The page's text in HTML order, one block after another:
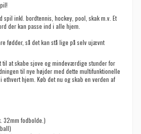
spil inkl. bordtennis, hockey, pool, skak m.v. Et
der kan passe ind i alle hjem.
fødder, så det kan stå lige på selv ujævnt
at skabe sjove og mindeværdige stunder for
til nye højder med dette multifunktionelle
hjem. Køb det nu og skab en verden af
32mm fodbolde.)